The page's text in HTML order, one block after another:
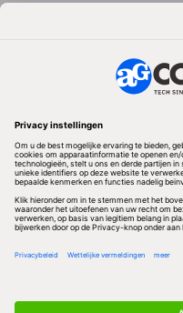
Adverteren
Volg ons
Redactionele partner
Algemene Voorwaarden & Copyrights